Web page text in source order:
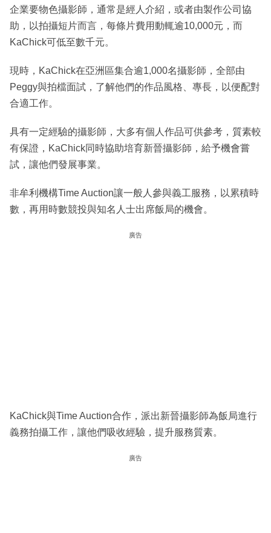
企業要物色攝影師，通常是經人介紹，或者由製作公司協
助，以拍攝短片而言，每條片費用動輒逾10,000元，而
KaChick可低至數千元。
現時，KaChick在亞洲區集合逾1,000名攝影師，全部由
Peggy與拍檔面試，了解他們的作品風格、專長，以便配對
合適工作。
具有一定經驗的攝影師，大多有個人作品可供參考，質素較
有保證，KaChick同時協助培育新晉攝影師，給予機會嘗
試，讓他們發展事業。
非牟利機構Time Auction讓一般人參與義工服務，以累積時
數，再用時數競投與知名人士出席飯局的機會。
廣告
KaChick與Time Auction合作，派出新晉攝影師為飯局進行
義務拍攝工作，讓他們吸收經驗，提升服務質素。
廣告